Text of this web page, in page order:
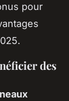
pour
des